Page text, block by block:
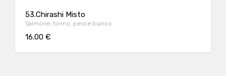
53.Chirashi Misto
Salmone, tonno, pesce bianco
16.00 €